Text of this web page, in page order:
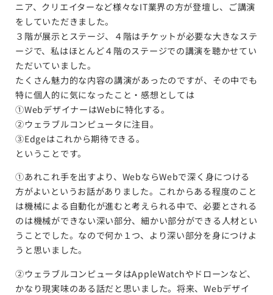
ニア、クリエイターなど様々なIT業界の方が登壇し、ご講演
をしていただきました。
３階が展示とステージ、４階はチケットが必要な大きなステ
ージで、私はほとんど４階のステージでの講演を聴かせてい
ただいていました。
たくさん魅力的な内容の講演があったのですが、その中でも
特に個人的に気になったこと・感想としては
①WebデザイナーはWebに特化する。
②ウェラブルコンピュータに注目。
③Edgeはこれから期待できる。
ということです。
①あれこれ手を出すより、WebならWebで深く身につける
方がよいというお話がありました。これからある程度のこと
は機械による自動化が進むと考えられる中で、必要とされる
のは機械ができない深い部分、細かい部分ができる人材とい
うことでした。なので何か１つ、より深い部分を身につけよ
うと思いました。
②ウェラブルコンピュータはAppleWatchやドローンなど、
かなり現実味のある話だと思いました。将来、Webデザイ